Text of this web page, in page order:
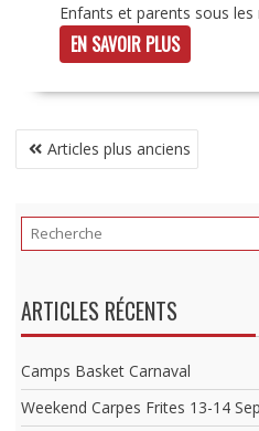
Enfants et parents sous
EN SAVOIR PLUS
NAVIGATION
DESArticles plus anciens
ARTICLES RÉCENTS
Camps Basket Carnaval
Weekend Carpes Frites 13-14